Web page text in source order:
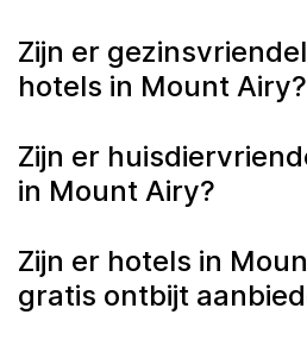
Zijn er
hotels in Mount Airy?
Zijn er
in Mount Airy?
Zijn er hotels in
gratis ontbijt